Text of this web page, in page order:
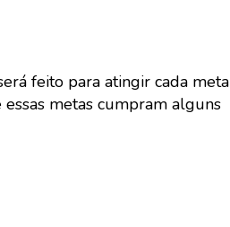
feito para atingir cada meta
metas cumpram alguns